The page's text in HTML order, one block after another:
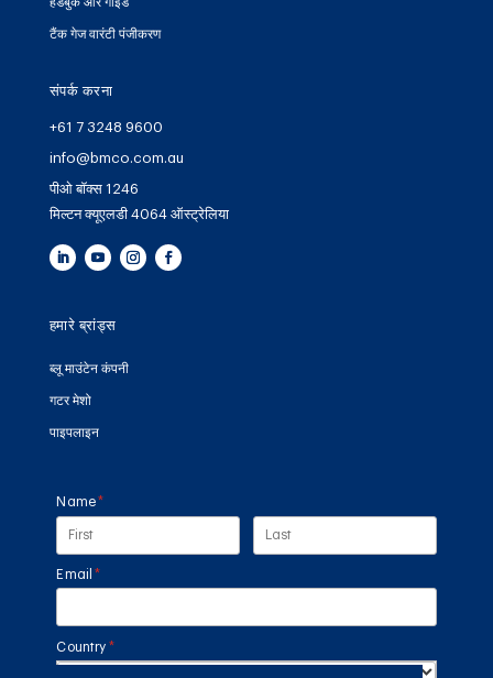
टैंक गेज वारंटी पंजीकरण
संपर्क करना
+61 7 3248 9600
info@bmco.com.au
पीओ बॉक्स 1246
मिल्टन क्यूएलडी 4064 ऑस्ट्रेलिया
हमारे ब्रांड्स
ब्लू माउंटेन कंपनी
गटर मेशो
पाइपलाइन
Name *
(required)
Email *
(required)
Country *
(required)